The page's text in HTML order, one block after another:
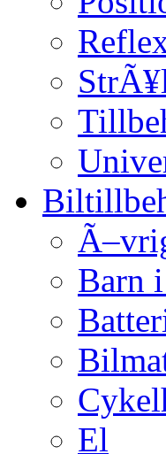
Barn
El